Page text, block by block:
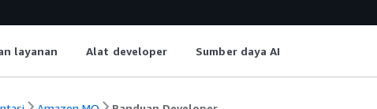
layanan Alat developer Sumber daya AI